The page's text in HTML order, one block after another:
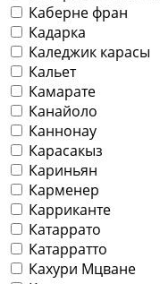
Каберне фран
Кадарка
Каледжик карасы
Кальет
Камарате
Канайоло
Каннонау
Карасакыз
Кариньян
Карменер
Карриканте
Катаррато
Катарратто
Кахури Мцване